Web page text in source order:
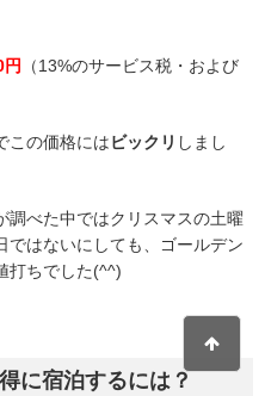
（13%のサービス税・および
この価格にはビックリ しまし
調べた中ではクリスマスの土曜
ではないにしても、ゴールデン
打ちでした(^^)
に宿泊するには？